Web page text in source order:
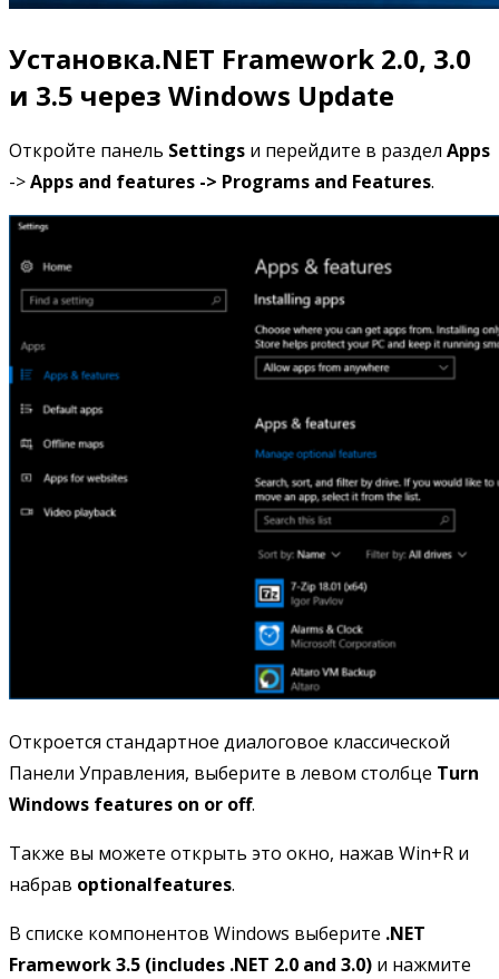
Установка.NET Framework 2.0, 3.0
и 3.5 через Windows Update
Откройте панель Settings и перейдите в раздел Apps
->Apps and features -> Programs and Features.
Откроется стандартное диалоговое классической
Панели Управления, выберите в левом столбце Turn
Windows features on or off.
Также вы можете открыть это окно, нажав Win+R и
набрав optionalfeatures.
В списке компонентов Windows выберите .NET
Framework 3.5 (includes .NET 2.0 and 3.0) и нажмите